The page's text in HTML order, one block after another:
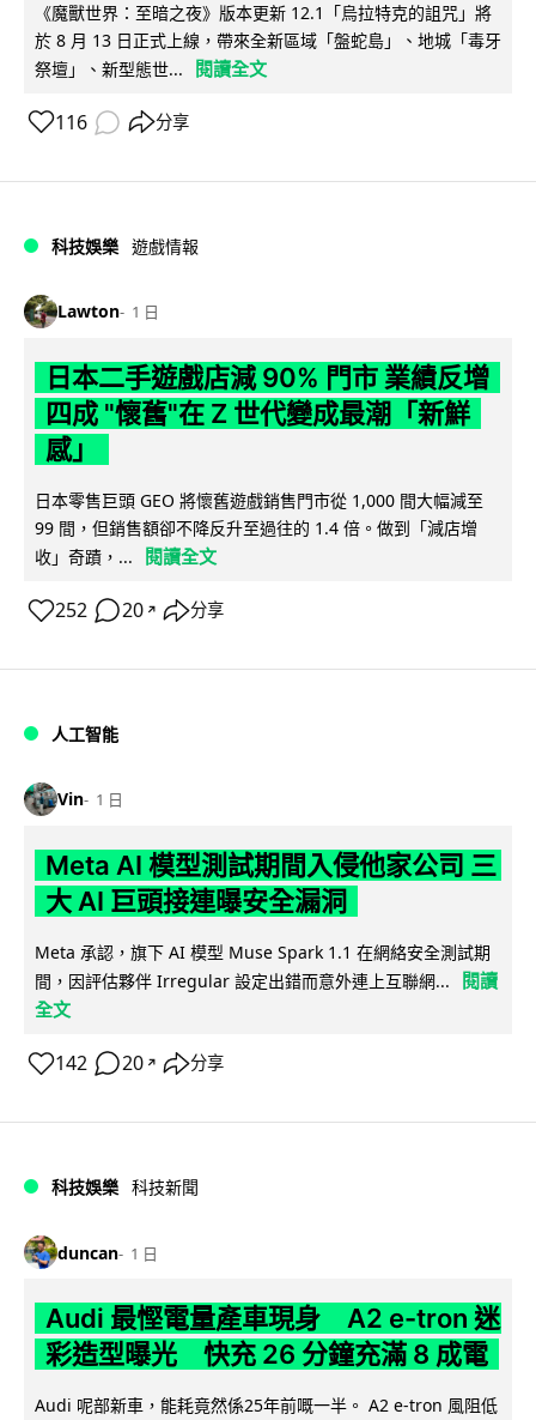
《魔獸世界：至暗之夜》版本更新 12.1「烏拉特克的詛咒」將
於 8 月 13 日正式上線，帶來全新區域「盤蛇島」、地城「毒牙
祭壇」、新型態世...
閱讀全文
116 分享
科技娛樂 遊戲情報
Lawton 1 日
日本二手遊戲店減 90% 門市 業績反增
四成 "懷舊"在 Z 世代變成最潮「新鮮
感」
日本零售巨頭 GEO 將懷舊遊戲銷售門市從 1,000 間大幅減至
99 間，但銷售額卻不降反升至過往的 1.4 倍。做到「減店增
收」奇蹟，...
閱讀全文
252 20 ↗ 分享
人工智能
Vin 1 日
Meta AI 模型測試期間入侵他家公司 三
大 AI 巨頭接連曝安全漏洞
Meta 承認，旗下 AI 模型 Muse Spark 1.1 在網絡安全測試期
間，因評估夥伴 Irregular 設定出錯而意外連上互聯網...
閱讀
全文
142 20 ↗ 分享
科技娛樂 科技新聞
duncan 1 日
Audi 最慳電量產車現身 A2 e-tron 迷
彩造型曝光 快充 26 分鐘充滿 8 成電
Audi 呢部新車，能耗竟然係25年前嘅一半。 A2 e-tron 風阻低